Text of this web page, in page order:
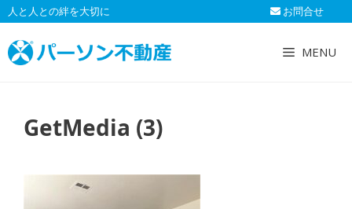
コ
ン
テ
ン
人と人との絆を大切に お問合せ
MENU
GetMedia (3)